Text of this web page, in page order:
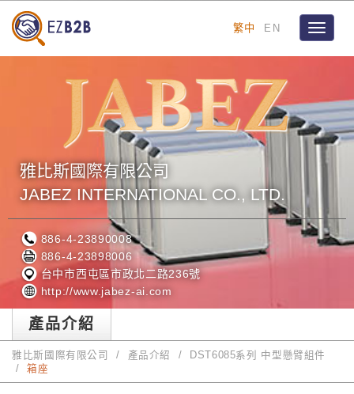
繁中 EN
Toggle
雅比斯國際有限公司
JABEZ INTERNATIONAL CO., LTD.
886-4-23890008
886-4-23898006
台中市西屯區市政北二路236號
http://www.jabez-ai.com
產品介紹
雅比斯國際有限公司 產品介紹
DST6085系列 中型懸臂組件
箱座